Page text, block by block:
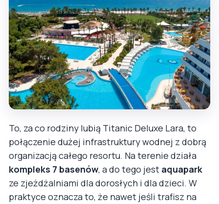
To, za co rodziny lubią Titanic Deluxe Lara, to
połączenie dużej infrastruktury wodnej z dobrą
organizacją całego resortu. Na terenie działa
kompleks 7 basenów, a do tego jest aquapark
ze zjeżdżalniami dla dorosłych i dla dzieci. W
praktyce oznacza to, że nawet jeśli trafisz na